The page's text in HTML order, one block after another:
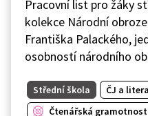
Pracovní list pro žáky
kolekce Národní
Františka Palackého,
osobností národního
Střední škola
ČJ a
Čtenářská gramotnost